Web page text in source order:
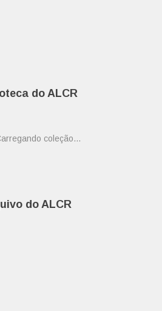
do ALCR
coleção...
do ALCR